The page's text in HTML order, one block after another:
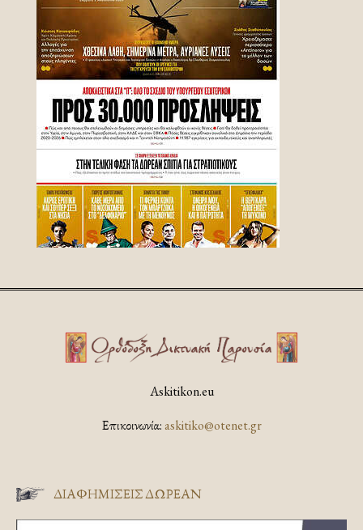
Askitikon.eu
Επικοινωνία:askitiko@otenet.gr
ΔΙΑΦΗΜΊΣΕΙΣ ΔΩΡΕΆΝ